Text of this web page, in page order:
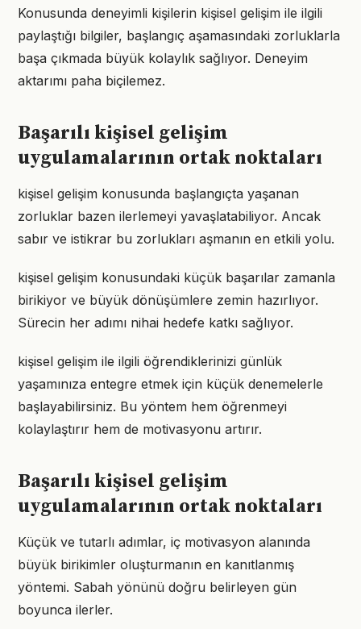
Konusunda deneyimli kişilerin kişisel gelişim ile ilgili
paylaştığı bilgiler, başlangıç aşamasındaki zorluklarla
başa çıkmada büyük kolaylık sağlıyor. Deneyim
aktarımı paha biçilemez.
Başarılı kişisel gelişim
uygulamalarının ortak noktaları
kişisel gelişim konusunda başlangıçta yaşanan
zorluklar bazen ilerlemeyi yavaşlatabiliyor. Ancak
sabır ve istikrar bu zorlukları aşmanın en etkili yolu.
kişisel gelişim konusundaki küçük başarılar zamanla
birikiyor ve büyük dönüşümlere zemin hazırlıyor.
Sürecin her adımı nihai hedefe katkı sağlıyor.
kişisel gelişim ile ilgili öğrendiklerinizi günlük
yaşamınıza entegre etmek için küçük denemelerle
başlayabilirsiniz. Bu yöntem hem öğrenmeyi
kolaylaştırır hem de motivasyonu artırır.
Başarılı kişisel gelişim
uygulamalarının ortak noktaları
Küçük ve tutarlı adımlar, iç motivasyon alanında
büyük birikimler oluşturmanın en kanıtlanmış
yöntemi. Sabah yönünü doğru belirleyen gün
boyunca ilerler.